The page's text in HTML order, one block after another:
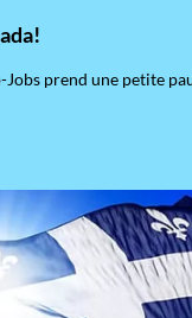
Jobs prend une petite